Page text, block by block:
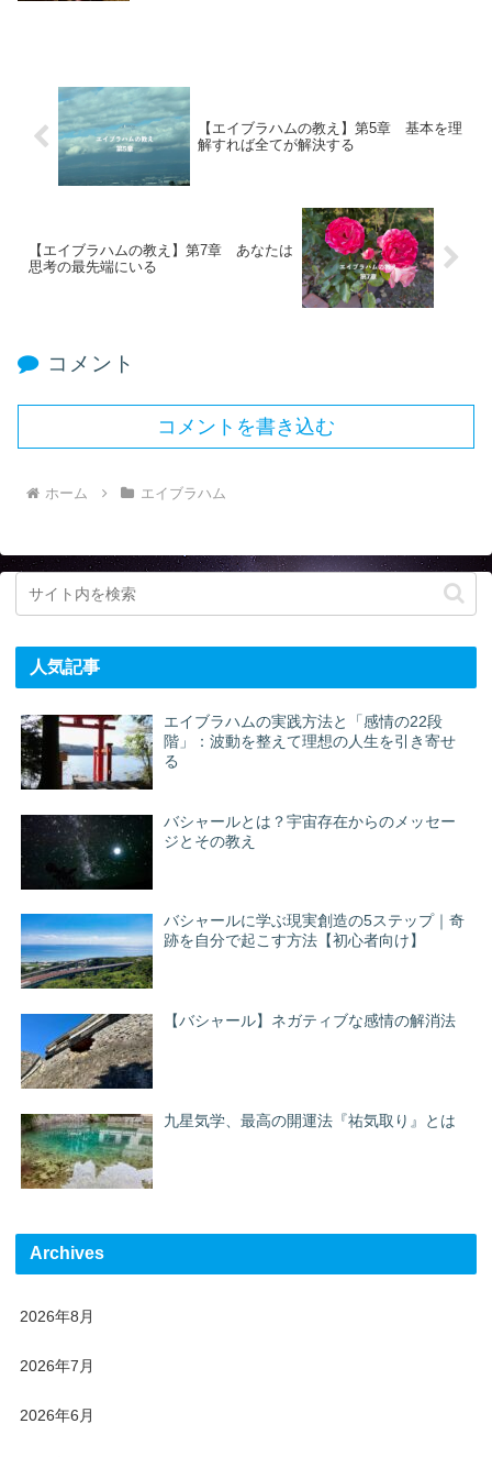
【エイブラハムの教え】第5章 基本を理
解すれば全てが解決する
【エイブラハムの教え】第7章 あなたは
思考の最先端にいる
コメント
コメントを書き込む
ホーム エイブラハム
人気記事
エイブラハムの実践方法と「感情の22段
階」：波動を整えて理想の人生を引き寄せ
る
バシャールとは？宇宙存在からのメッセー
ジとその教え
バシャールに学ぶ現実創造の5ステップ｜奇
跡を自分で起こす方法【初心者向け】
【バシャール】ネガティブな感情の解消法
九星気学、最高の開運法『祐気取り』とは
Archives
2026年8月
2026年7月
2026年6月